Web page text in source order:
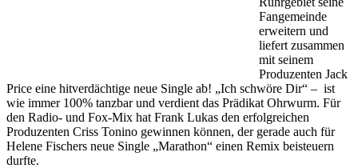
Fangemeinde
erweitern und
liefert zusammen
mit seinem
Produzenten Jack
Price eine hitverdächtige neue Single ab! „Ich schwöre Dir“ – ist
wie immer 100% tanzbar und verdient das Prädikat Ohrwurm. Für
den Radio- und Fox-Mix hat Frank Lukas den erfolgreichen
Produzenten Criss Tonino gewinnen können, der gerade auch für
Helene Fischers neue Single „Marathon“ einen Remix beisteuern
durfte.